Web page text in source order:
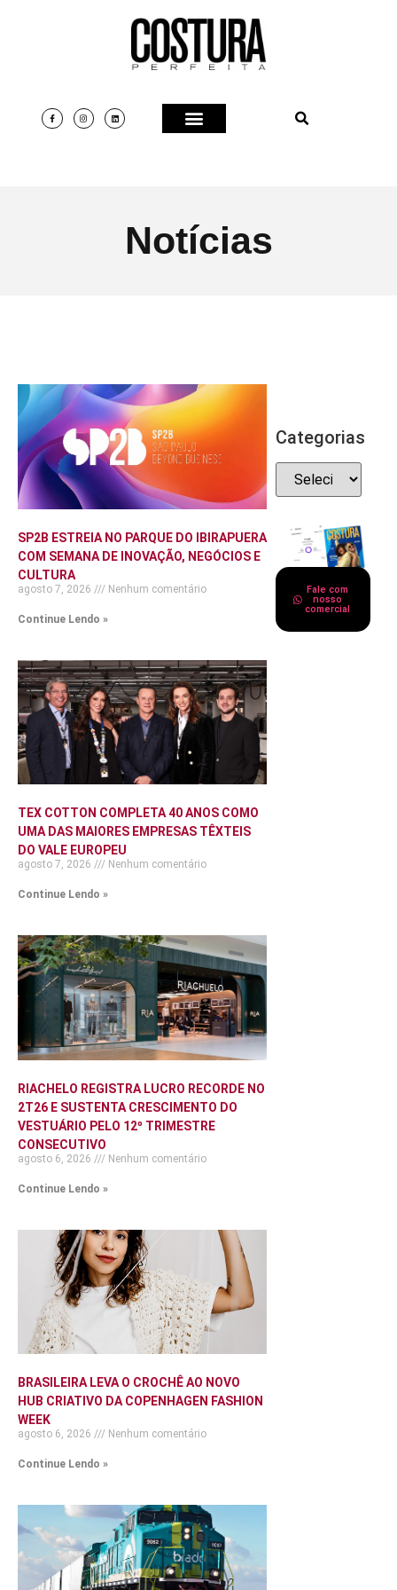
Notícias
SP2B ESTREIA NO PARQUE DO IBIRAPUERA
COM SEMANA DE INOVAÇÃO, NEGÓCIOS E
CULTURA
agosto 7, 2026 Nenhum comentário
Continue Lendo »
TEX COTTON COMPLETA 40 ANOS COMO
UMA DAS MAIORES EMPRESAS TÊXTEIS
DO VALE EUROPEU
agosto 7, 2026 Nenhum comentário
Continue Lendo »
RIACHELO REGISTRA LUCRO RECORDE NO
2T26 E SUSTENTA CRESCIMENTO DO
VESTUÁRIO PELO 12º TRIMESTRE
CONSECUTIVO
agosto 6, 2026 Nenhum comentário
Continue Lendo »
BRASILEIRA LEVA O CROCHÊ AO NOVO
HUB CRIATIVO DA COPENHAGEN FASHION
WEEK
agosto 6, 2026 Nenhum comentário
Continue Lendo »
Categorias
Fale com
nosso
comercial